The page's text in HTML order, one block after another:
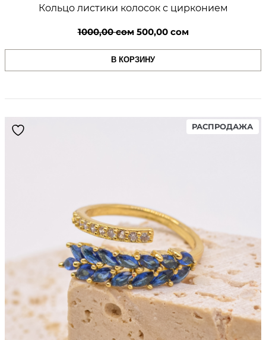
Кольцо листики колосок с цирконием
1000,00сом Первоначальная
составляла
500,00 сомТекущая
В КОРЗИНУ
РАСПРОДАЖА
ON